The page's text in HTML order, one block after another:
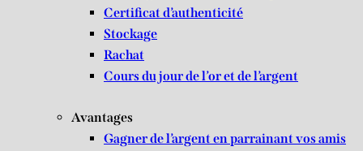
Certificat d’authenticité
Stockage
Rachat
Cours du jour de l’or et de l’argent
Avantages
Gagner de l’argent en parrainant vos amis